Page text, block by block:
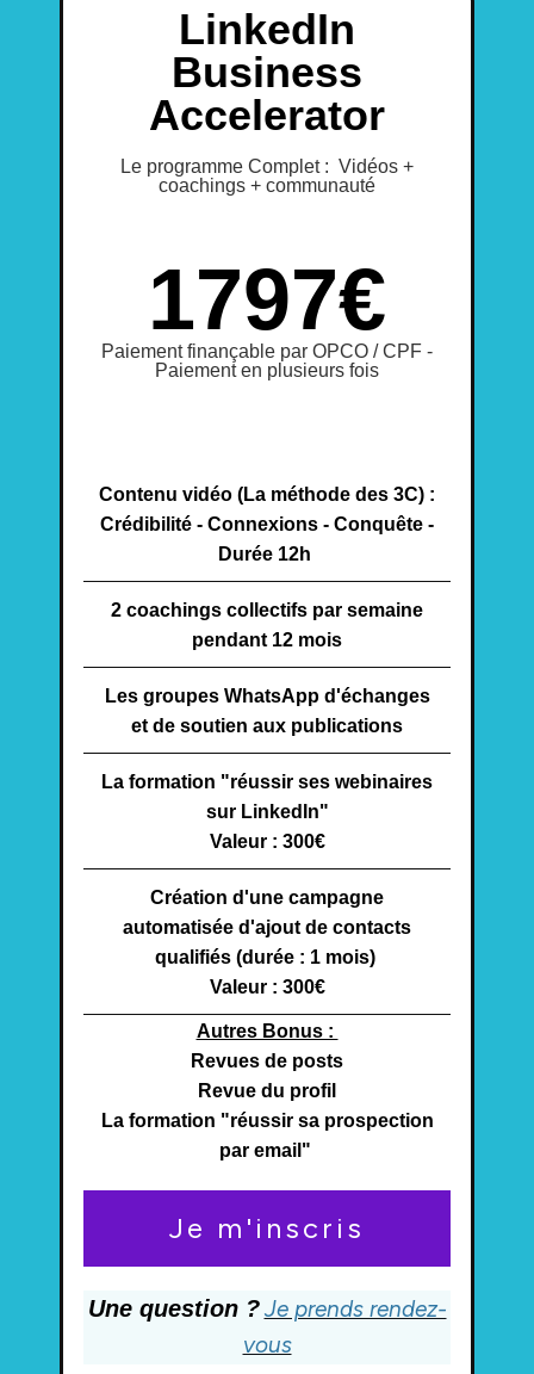
LinkedIn
Business
Accelerator
Le programme Complet : Vidéos +
coachings + communauté
1797€
Paiement finançable par OPCO / CPF -
Paiement en plusieurs fois
Contenu vidéo (La méthode des 3C) :
Crédibilité - Connexions - Conquête -
Durée 12h
2 coachings collectifs par semaine
pendant 12 mois
Les groupes WhatsApp d'échanges
et de soutien aux publications
La formation "réussir ses webinaires
sur LinkedIn"
Valeur : 300€
Création d'une campagne
automatisée d'ajout de contacts
qualifiés (durée : 1 mois)
Valeur : 300€
Autres Bonus :
Revues de posts
Revue du profil
La formation "réussir sa prospection
par email"
Je m'inscris
Une question ? Je prends rendez-
vous